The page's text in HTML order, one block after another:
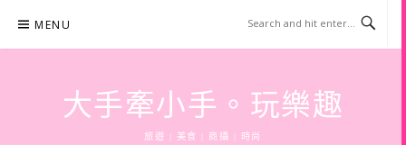
content
MENU
大手牽小手。玩樂趣
旅遊 | 美食 | 商攝 | 時尚